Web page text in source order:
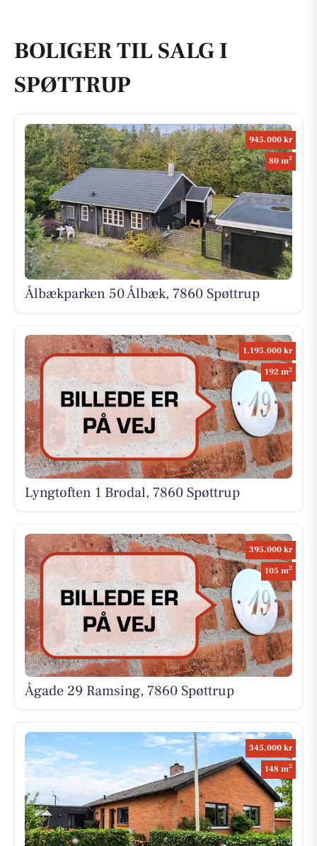
BOLIGER TIL SALG I
SPØTTRUP
945.000 kr
80 m2
Ålbækparken 50 Ålbæk, 7860 Spøttrup
1.195.000 kr
192 m2
Lyngtoften 1 Brodal, 7860 Spøttrup
395.000 kr
105 m2
Ågade 29 Ramsing, 7860 Spøttrup
345.000 kr
148 m2